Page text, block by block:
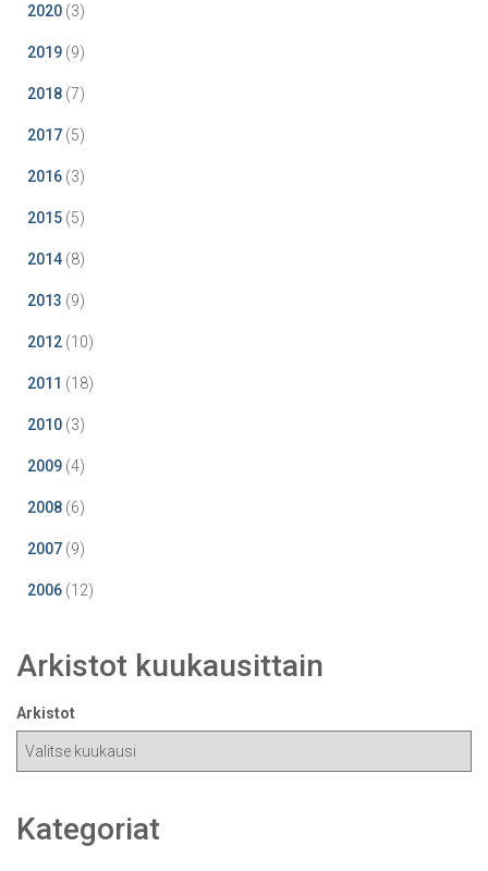
2020 (3)
2019 (9)
2018 (7)
2017 (5)
2016 (3)
2015 (5)
2014 (8)
2013 (9)
2012 (10)
2011 (18)
2010 (3)
2009 (4)
2008 (6)
2007 (9)
2006 (12)
Arkistot kuukausittain
Arkistot
Kategoriat